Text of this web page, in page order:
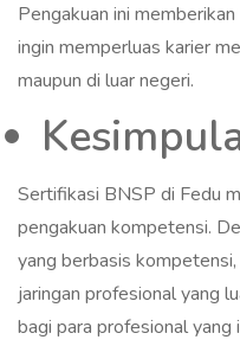
Pengakuan ini
ingin memperluas karier
maupun di luar negeri.
Sertifikasi BNSP di Fedu
pengakuan kompetensi.
yang berbasis
jaringan profesional yang
bagi para profesional yang